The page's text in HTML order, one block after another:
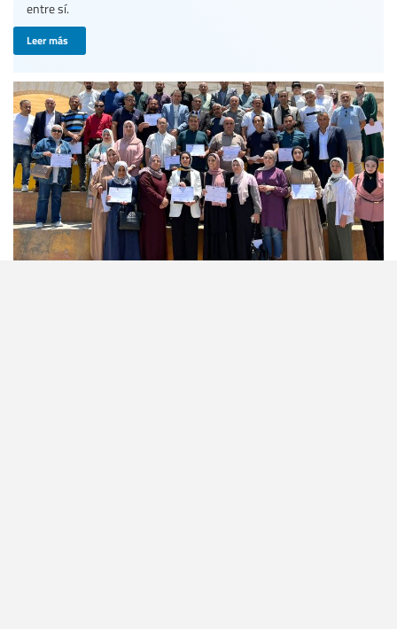
entre sí.
Leer más